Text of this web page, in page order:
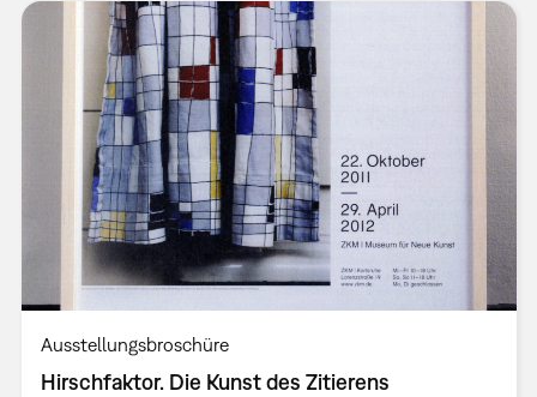
Ausstellungsbroschüre
Hirschfaktor. Die Kunst des Zitierens